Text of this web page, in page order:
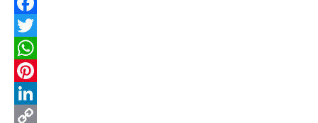
Facebook
Twitter
WhatsApp
Pinterest
LinkedIn